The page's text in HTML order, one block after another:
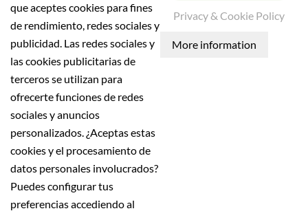
INFORMATIONS
INFORMATIONS
Conditions générales
Politique de sécurité
Avis juridique
Politique de confidentialité
politique d'expédition
Tous les prix sont hors taxe
que aceptes cookies para fines
de rendimiento, redes sociales y
publicidad. Las redes sociales y
las cookies publicitarias de
terceros se utilizan para
ofrecerte funciones de redes
sociales y anuncios
personalizados. ¿Aceptas estas
cookies y el procesamiento de
datos personales involucrados?
Puedes configurar tus
preferencias accediendo al
Privacy & Cookie Policy